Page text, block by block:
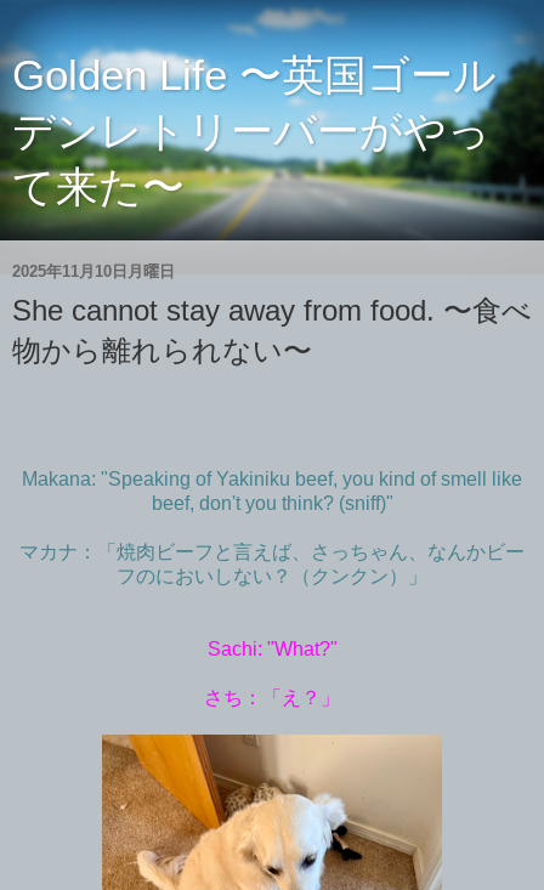
Golden Life 〜英国ゴール
デンレトリーバーがやっ
て来た〜
2025年11月10日月曜日
She cannot stay away from food. 〜食べ
物から離れられない〜
Makana: "Speaking of Yakiniku beef, you kind of smell like
beef, don't you think? (sniff)"
マカナ：「焼肉ビーフと言えば、さっちゃん、なんかビー
フのにおいしない？（クンクン）」
Sachi: "What?"
さち：「え？」